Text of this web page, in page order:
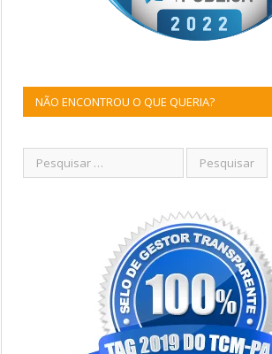
NÃO ENCONTROU O QUE QUERIA?